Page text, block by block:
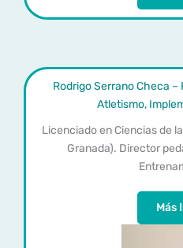
Rodrigo Serrano Checa
Atletismo,
Licenciado en Ciencias de
Granada). Director
Más